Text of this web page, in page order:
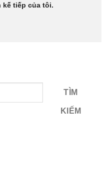
kế tiếp của tôi.
TÌM
KIẾM